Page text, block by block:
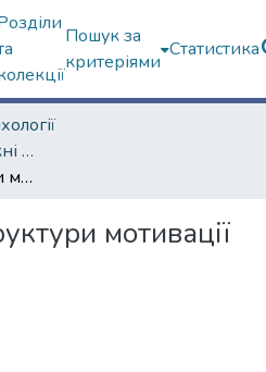
Пошук за
критеріями
Статистика
Кваліфікаційні випускні роботи бакалаврів. Факультет психології
Особливості структури мотивації студентів
мотивації